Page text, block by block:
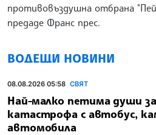
противовъздушна отбрана
предаде Франс прес.
ВОДЕЩИ НОВИНИ
08.08.2026 05:58 СВЯТ
Най-малко петима души
катастрофа с автобус,
автомобила